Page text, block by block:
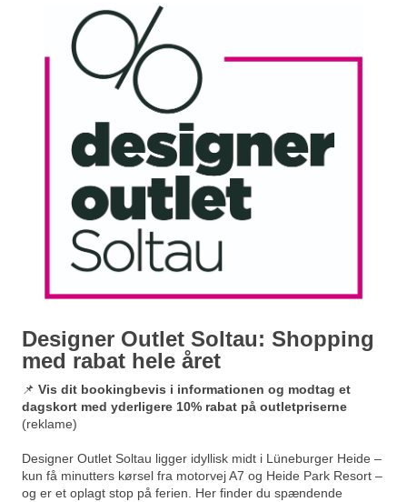
Designer Outlet Soltau: Shopping
med rabat hele året
📌 Vis dit bookingbevis i informationen og modtag et
dagskort med yderligere 10% rabat på outletpriserne
(reklame)
Designer Outlet Soltau ligger idyllisk midt i Lüneburger Heide –
kun få minutters kørsel fra motorvej A7 og Heide Park Resort –
og er et oplagt stop på ferien. Her finder du spændende